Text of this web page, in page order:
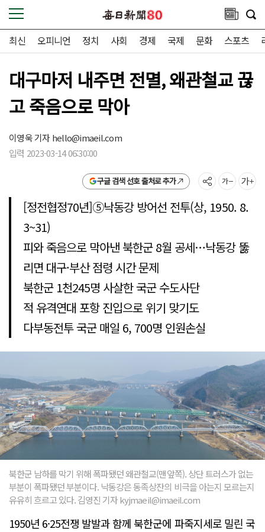
최신 오피니언 정치 사회 경제 국제 문화 스포츠
대구마저 내주면 전멸, 왜관철교 끊
고 죽음으로 막아
이영욱 기자hello@imaeil.com
입력 2023-03-14 06:30:00
구글 검색 선호 출처로 추가
[정전협정70년]⑤낙동강 방어선 전투(상, 1950. 8.
3~31)
피와 죽음으로 막아낸 북한군 8월 공세…낙동강 뚫
리면 대구·부산 점령 시간 문제
북한군 1천245명 사살한 국군 수도사단
적 유격연대 포항 진입으로 위기 맞기도
다부동전투 국군 매일 6, 700명 인원손실
북한군 남하를 막기 위해 폭파됐던 왜관철교(맨앞쪽). 상단 트러스가 없는
부분이 폭파됐던 부분이다. 낙동강은 동족상잔의 비극을 아는지 모르는지
유유히 흐르고 있다. 김영진 기자 kyjmaeil@imaeil.com
1950년 6·25전쟁 발발과 함께 북한군에 파죽지세로 밀린 국